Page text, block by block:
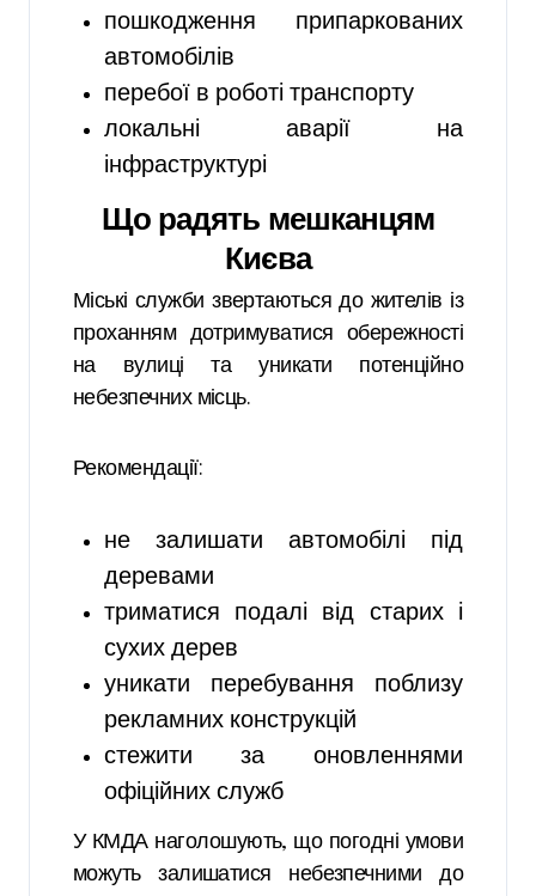
пошкодження припаркованих
автомобілів
перебої в роботі транспорту
локальні аварії на
інфраструктурі
Що радять мешканцям
Києва
Міські служби звертаються до жителів із
проханням дотримуватися обережності
на вулиці та уникати потенційно
небезпечних місць.
Рекомендації:
не залишати автомобілі під
деревами
триматися подалі від старих і
сухих дерев
уникати перебування поблизу
рекламних конструкцій
стежити за оновленнями
офіційних служб
У КМДА наголошують, що погодні умови
можуть залишатися небезпечними до